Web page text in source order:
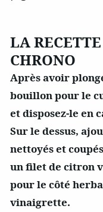
LA
CHRONO
Après avoir
bouillon pour le
et disposez-le en
Sur le dessus,
nettoyés et
un ﬁlet de citron
pour le côté
vinaigrette.